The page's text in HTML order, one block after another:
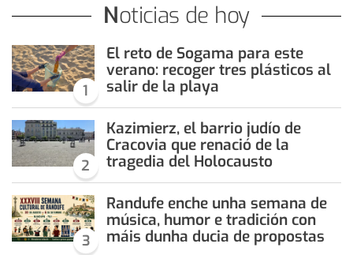
Noticias de hoy
1
El reto de Sogama para este
verano: recoger tres plásticos al
salir de la playa
2
Kazimierz, el barrio judío de
Cracovia que renació de la
tragedia del Holocausto
3
Randufe enche unha semana de
música, humor e tradición con
máis dunha ducia de propostas